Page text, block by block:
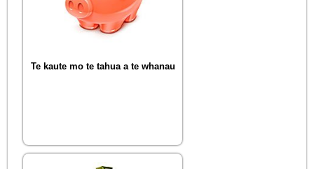
Te kaute mo te tahua a te whanau